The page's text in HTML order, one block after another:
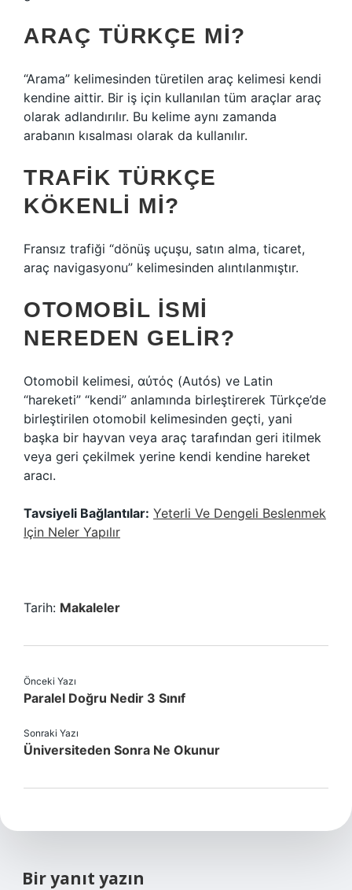
ARAÇ TÜRKÇE MI?
“Arama” kelimesinden türetilen araç kelimesi kendi
kendine aittir. Bir iş için kullanılan tüm araçlar araç
olarak adlandırılır. Bu kelime aynı zamanda
arabanın kısalması olarak da kullanılır.
TRAFIK TÜRKÇE
KÖKENLI MI?
Fransız trafiği “dönüş uçuşu, satın alma, ticaret,
araç navigasyonu” kelimesinden alıntılanmıştır.
OTOMOBIL ISMI
NEREDEN GELIR?
Otomobil kelimesi, αὐτός (Autós) ve Latin
“hareketi” “kendi” anlamında birleştirerek Türkçe’de
birleştirilen otomobil kelimesinden geçti, yani
başka bir hayvan veya araç tarafından geri itilmek
veya geri çekilmek yerine kendi kendine hareket
aracı.
Tavsiyeli Bağlantılar: Yeterli Ve Dengeli Beslenmek
Için Neler Yapılır
Tarih: Makaleler
Önceki Yazı
Paralel Doğru Nedir 3 Sınıf
Sonraki Yazı
Üniversiteden Sonra Ne Okunur
Bir yanıt yazın